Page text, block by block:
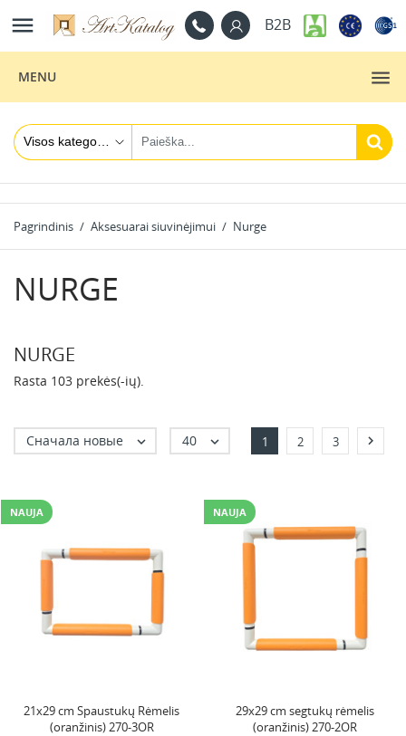
 B2B
MENU
Pagrindinis Aksesuarai siuvinėjimui Nurge
NURGE
NURGE
Rasta 103 prekės(-ių).
Сначала новые  40  1 2 3 
NAUJA
21x29 cm Spaustukų Rėmelis
(oranžinis) 270-3OR
NAUJA
29x29 cm segtukų rėmelis
(oranžinis) 270-2OR